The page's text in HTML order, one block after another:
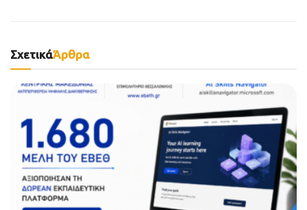
ΣχετικάΆρθρα